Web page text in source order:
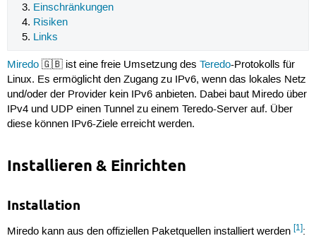
Einschränkungen
Risiken
Links
Miredo🇬🇧 ist eine freie Umsetzung des Teredo-Protokolls für
Linux. Es ermöglicht den Zugang zu IPv6, wenn das lokales Netz
und/oder der Provider kein IPv6 anbieten. Dabei baut Miredo über
IPv4 und UDP einen Tunnel zu einem Teredo-Server auf. Über
diese können IPv6-Ziele erreicht werden.
Installieren & Einrichten
Installation
Miredo kann aus den offiziellen Paketquellen installiert werden [1]: